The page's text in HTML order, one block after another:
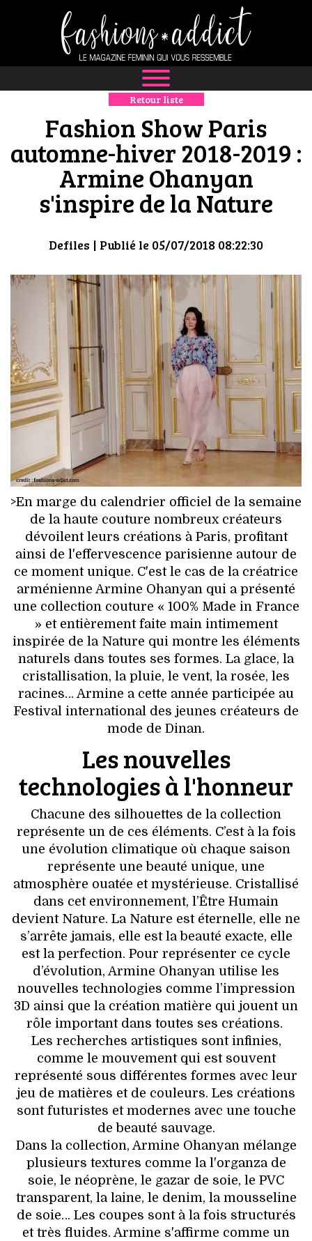
NEWS
MODE
LUXE
DÉFILÉS
BOUTIQUE
CULTURE
HIGH TECH
MAISON
AUTO
LIEUX TENDANCES
BEAUTÉ
MODE DE RUE
JEUNES CRÉATEURS
HISTOIRE DES MARQUES
DÉCO
VOYAGES & LOISIRS
Retour liste
Fashion Show Paris
automne-hiver 2018-2019 :
Armine Ohanyan
s'inspire de la Nature
Defiles | Publié le 05/07/2018 08:22:30
>En marge du calendrier officiel de la semaine
de la haute couture nombreux créateurs
dévoilent leurs créations à Paris, profitant
ainsi de l'effervescence parisienne autour de
ce moment unique. C'est le cas de la créatrice
arménienne Armine Ohanyan qui a présenté
une collection couture « 100% Made in France
» et entièrement faite main intimement
inspirée de la Nature qui montre les éléments
naturels dans toutes ses formes. La glace, la
cristallisation, la pluie, le vent, la rosée, les
racines… Armine a cette année participée au
Festival international des jeunes créateurs de
mode de Dinan.
Les nouvelles
technologies à l'honneur
Chacune des silhouettes de la collection
représente un de ces éléments. C’est à la fois
une évolution climatique où chaque saison
représente une beauté unique, une
atmosphère ouatée et mystérieuse. Cristallisé
dans cet environnement, l’Être Humain
devient Nature. La Nature est éternelle, elle ne
s’arrête jamais, elle est la beauté exacte, elle
est la perfection. Pour représenter ce cycle
d’évolution, Armine Ohanyan utilise les
nouvelles technologies comme l’impression
3D ainsi que la création matière qui jouent un
rôle important dans toutes ses créations.
Les recherches artistiques sont infinies,
comme le mouvement qui est souvent
représenté sous différentes formes avec leur
jeu de matières et de couleurs. Les créations
sont futuristes et modernes avec une touche
de beauté sauvage.
Dans la collection, Armine Ohanyan mélange
plusieurs textures comme la l'organza de
soie, le néoprène, le gazar de soie, le PVC
transparent, la laine, le denim, la mousseline
de soie… Les coupes sont à la fois structurés
et très fluides. Armine s'affirme comme un